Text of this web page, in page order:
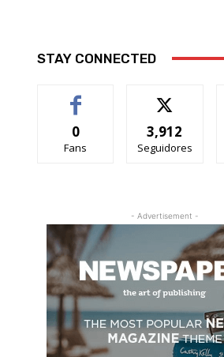
STAY CONNECTED
0
Fans
3,912
Seguidores
- Advertisement -